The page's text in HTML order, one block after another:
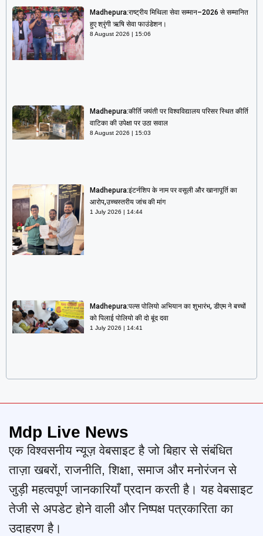
Madhepura:राष्ट्रीय मिथिला सेवा सम्मान–2026 से सम्मानित
हुए श्रृंगी ऋषि सेवा फाउंडेशन।
8 August 2026 15:06
Madhepura:कीर्ति जयंती पर विश्वविद्यालय परिसर स्थित कीर्ति
वाटिका की उपेक्षा पर उठा सवाल
8 August 2026 15:03
Madhepura:इंटर्नशिप के नाम पर वसूली और खानापूर्ति का
आरोप,उच्चस्तरीय जांच की मांग
1 July 2026 14:44
Madhepura:पल्स पोलियो अभियान का शुभारंभ, डीएम ने बच्चों
को पिलाई पोलियो की दो बूंद दवा
1 July 2026 14:41
Mdp Live News
एक विश्वसनीय न्यूज़ वेबसाइट है जो बिहार से संबंधित
ताज़ा खबरों, राजनीति, शिक्षा, समाज और मनोरंजन से
जुड़ी महत्वपूर्ण जानकारियाँ प्रदान करती है। यह वेबसाइट
तेजी से अपडेट होने वाली और निष्पक्ष पत्रकारिता का
उदाहरण है।